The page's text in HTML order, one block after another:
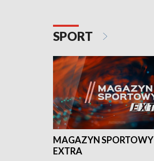
SPORT
MAGAZYN SPORTOWY
EXTRA